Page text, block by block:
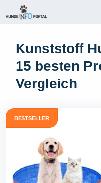
Inhalt
Kunststoff
15 besten
Vergleich
BESTSELLER